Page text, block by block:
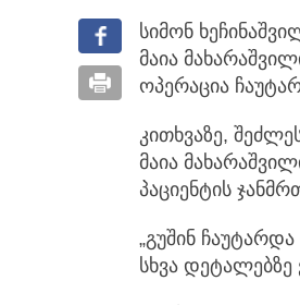
სიმონ
მაია
ოპერაცია
კითხვაზე,
მაია
პაციენტის
„გუშინ
სხვა დეტალებზე